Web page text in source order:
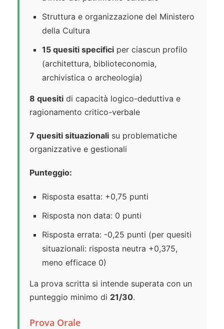
Struttura e organizzazione del Ministero
della Cultura
15 quesiti specifici per ciascun profilo
(architettura, biblioteconomia,
archivistica o archeologia)
8 quesiti di capacità logico-deduttiva e
ragionamento critico-verbale
7 quesiti situazionali su problematiche
organizzative e gestionali
Punteggio:
Risposta esatta: +0,75 punti
Risposta non data: 0 punti
Risposta errata: -0,25 punti (per quesiti
situazionali: risposta neutra +0,375,
meno efficace 0)
La prova scritta si intende superata con un
punteggio minimo di 21/30.
Prova Orale